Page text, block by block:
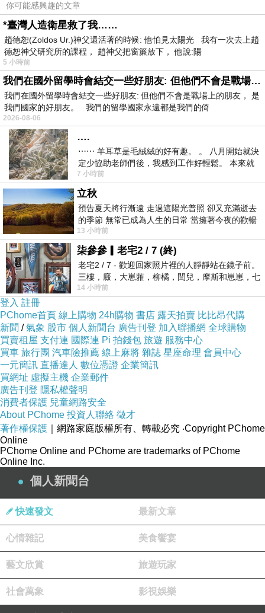
=>點此取得優惠<=
香料，可理解為「香氣調味料」。各種香料雖特
質各異，但也發展出多味混合好香料。每一種香
料在不同份量比重的混合中，亦產生了風味迥異
的變化。本書以八種香料貫穿，包括八角、辣
椒、孜然、花椒、芫茜籽、胡椒、薑黃、番紅
花，透過巧妙多變的搭配，譜出四十多道饒富風
味的香料食譜。
作者簡介
凌瓏菲
跟很多人的愛情故事類同，凌瓏菲(Celina)從文
字，到踏進廚房這一段路，也是經過兜兜轉轉，
才遇到真命天子。
出身自記者行業的Celina，因緣際會下，接觸到
煮食工作，一次偶然的下廚，取得客人的即時讚
賞，令她豁然明白，原來一直在等的，正是她－
烹調美食。
跟寫作有點相似的地方，是Celina可以嘗試不同
的煮食題材，像進行實驗一樣，以不同的美食取
悅客人。而跟寫作不同的地方，是客人品嚐
Celina的手藝後，可以即時給予反應－感覺，是
直接的、互動的；作為烹調者，Celina不諱言，
那種幸福的感覺，是由內而發，滲透全身，甜蜜
你可能感興趣的文章
*臺灣人造衛星救了我……
趙德恕(Zoldos Ur.)神父還活著的時候: 他怕見太陽光 我有一次去上趙
德恕神父研究所的課程， 趙神父把窗簾放下， 他說:陽
5 小時前
我們在國外留學時會結交一些好朋友: 但他們不會是戰場上的朋友
我們在國外留學時會結交一些好朋友: 但他們不會是戰場上的朋友， 是
我們國家的好朋友。 我們的留學國家永遠都是我們的倚
2026-08-06
….
⋯⋯ 羊耳草是毛絨絨的好有趣。 。 八月開始就決
定少協助老師們後，我感到工作好輕鬆。 本來就
不是我的工作啊。 真
7 小時前
立秋
預告夏天將行漸遠 走過這陽光普照 卻又充滿逝去
的季節 無常已成為人生的日常 當擁著今夜的歡暢
舒心 轉眼驟成昨日 而明晨 太陽
13 小時前
柒參參▎老宅2 / 7 (終)
老宅2 / 7 - 歡迎回家照片裡的人靜靜站在鏡子前。
三樓，廄，大崽蕥，柳橘，閆兒，摩斯和崽崽，七
個人整整齊齊地站在鏡框之外，如同
14 小時前
登入 註冊
PChome首頁 線上購物 24h購物 書店 露天拍賣 比比昂代購
新聞 /氣象 股市 個人新聞台 廣告刊登 加入聯播網 全球購物
買賣租屋 支付連 國際連 Pi 拍錢包 旅遊 服務中心
買車 旅行團 汽車險推薦 線上麻將 雜誌 星座命理 會員中心
一元簡訊 直播達人 數位憑證 企業簡訊
買網址 虛擬主機 企業郵件
廣告刊登 隱私權聲明
消費者保護 兒童網路安全
About PChome 投資人聯絡 徵才
著作權保護 ｜網路家庭版權所有、轉載必究 ‧Copyright PChome
Online
PChome Online and PChome are trademarks of PChome
Online Inc.
個人新聞台
快速發文 最新文章
心情雜記 美食饗宴
藝文欣賞 旅遊玩家
社會萬象 影視娛樂